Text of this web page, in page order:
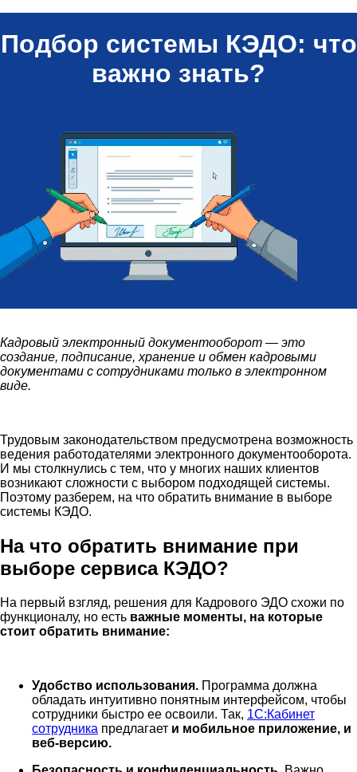
Подбор системы КЭДО: что
важно знать?
Кадровый электронный документооборот — это
создание, подписание, хранение и обмен кадровыми
документами с сотрудниками только в электронном
виде.
Трудовым законодательством предусмотрена возможность
ведения работодателями электронного документооборота.
И мы столкнулись с тем, что у многих наших клиентов
возникают сложности с выбором подходящей системы.
Поэтому разберем, на что обратить внимание в выборе
системы КЭДО.
На что обратить внимание при
выборе сервиса КЭДО?
На первый взгляд, решения для Кадрового ЭДО схожи по
функционалу, но есть важные моменты, на которые
стоит обратить внимание:
Удобство использования. Программа должна
обладать интуитивно понятным интерфейсом, чтобы
сотрудники быстро ее освоили. Так, 1С:Кабинет
сотрудника предлагает и мобильное приложение, и
веб-версию.